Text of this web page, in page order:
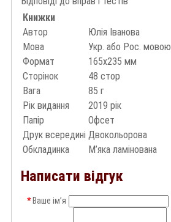
Книжки
Автор
Юлія Іванова
Мова
Укр. або Рос. мовою
Формат
165х235 мм
Сторінок
48 стор
Вага
85 г
Рік видання
2019 рік
Папір
Офсет
Друк всередині Двокольорова
Обкладинка
М’яка ламінована
Написати відгук
Ваше ім’я